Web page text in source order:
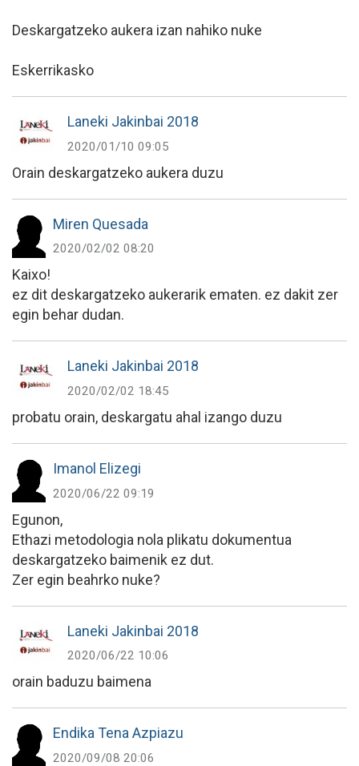
Deskargatzeko aukera izan nahiko nuke
Eskerrikasko
Laneki Jakinbai 2018
2020/01/10 09:05
Orain deskargatzeko aukera duzu
Miren Quesada
2020/02/02 08:20
Kaixo!
ez dit deskargatzeko aukerarik ematen. ez dakit zer
egin behar dudan.
Laneki Jakinbai 2018
2020/02/02 18:45
probatu orain, deskargatu ahal izango duzu
Imanol Elizegi
2020/06/22 09:19
Egunon,
Ethazi metodologia nola plikatu dokumentua
deskargatzeko baimenik ez dut.
Zer egin beahrko nuke?
Laneki Jakinbai 2018
2020/06/22 10:06
orain baduzu baimena
Endika Tena Azpiazu
2020/09/08 20:06